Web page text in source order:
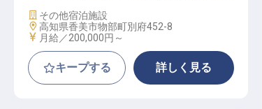
施設業態
その他宿泊施設
勤務地
高知県香美市物部町別府452-8
給与
月給／200,000円～
キープする 詳しく見る